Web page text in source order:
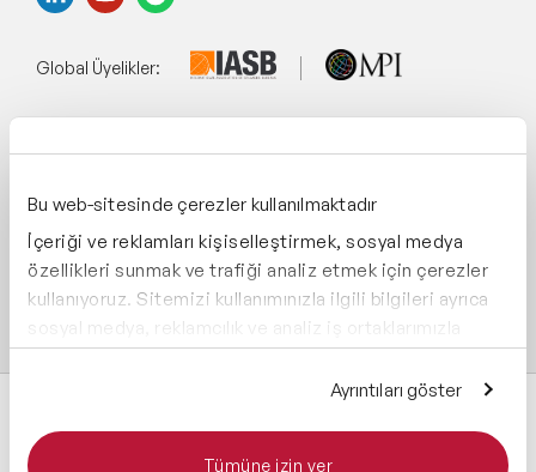
Bu web-sitesinde çerezler kullanılmaktadır
İçeriği ve reklamları kişiselleştirmek, sosyal medya
özellikleri sunmak ve trafiği analiz etmek için çerezler
kullanıyoruz. Sitemizi kullanımınızla ilgili bilgileri ayrıca
sosyal medya, reklamcılık ve analiz iş ortaklarımızla
paylaşabiliriz. İş ortaklarımız, bu bilgileri kendilerine
sağladığınız veya hizmetlerini kullanırken topladıkları
Ayrıntıları göster
Tümüne izin ver
Global Üyelikler:
Destekliyoruz: